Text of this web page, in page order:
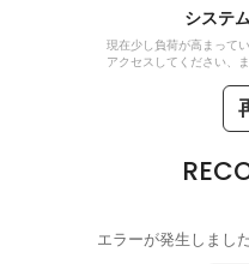
システ
現在少し負荷が高まって
アクセスしてください、
エラーが発生しまし